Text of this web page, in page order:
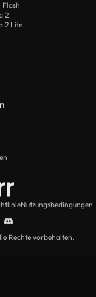
Flash
2
2 Lite
Nutzungsbedingungen
Rechte vorbehalten.